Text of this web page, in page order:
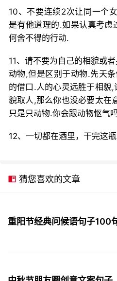
10、不要连续2次让同一个
是有他道理的.如果认真考
何舍不得的行动.
11、请不要为自己的相貌或
动物,但是区别于动物.先天
的借口.人的心灵远胜于相貌
貌取人,那么你也没必要太在
只是只动物.你会跟动物怄气
12、一切都在酒里，干完这
猜您喜欢的文章
重阳节经典问候语句子100